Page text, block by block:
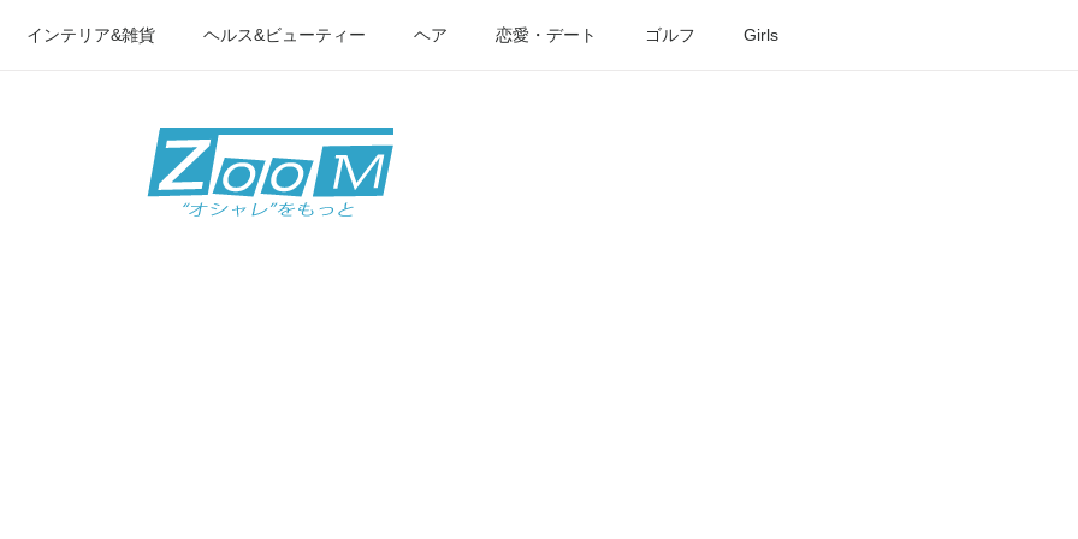
インテリア&雑貨 ヘルス&ビューティー ヘア 恋愛・デート ゴルフ Girls